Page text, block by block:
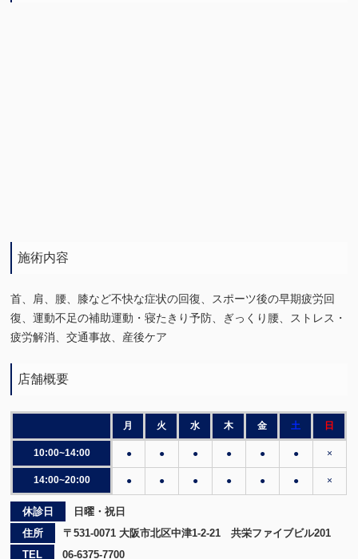
施術内容
首、肩、腰、膝など不快な症状の回復、スポーツ後の早期疲労回
復、運動不足の補助運動・寝たきり予防、ぎっくり腰、ストレス・
疲労解消、交通事故、産後ケア
店舗概要
月 火 水 木 金 土 日
10:00~14:00 ● ● ● ● ● ● ×
14:00~20:00 ● ● ● ● ● ● ×
休診日
日曜・祝日
住所
〒531-0071 大阪市北区中津1-2-21 共栄ファイブビル201
TEL
06-6375-7700